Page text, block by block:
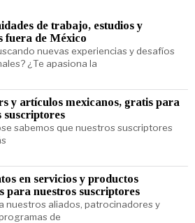
de trabajo, estudios y
fuera de México
nuevas experiencias y desafíos
¿Te apasiona la
y artículos mexicanos, gratis para
suscriptores
sabemos que nuestros suscriptores
en servicios y productos
para nuestros suscriptores
nuestros aliados, patrocinadores y
de